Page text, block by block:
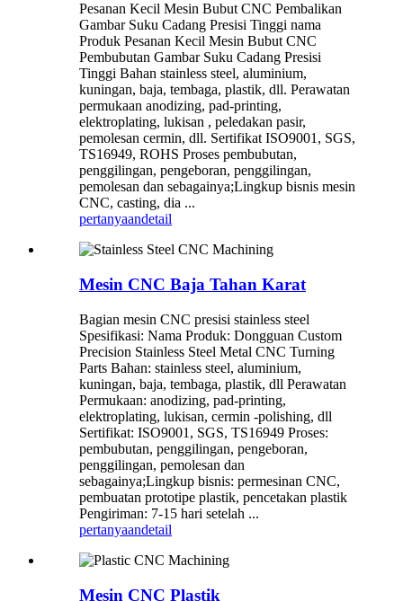
Pesanan Kecil Mesin Bubut CNC Pembalikan
Gambar Suku Cadang Presisi Tinggi nama
Produk Pesanan Kecil Mesin Bubut CNC
Pembubutan Gambar Suku Cadang Presisi
Tinggi Bahan stainless steel, aluminium,
kuningan, baja, tembaga, plastik, dll. Perawatan
permukaan anodizing, pad-printing,
elektroplating, lukisan , peledakan pasir,
pemolesan cermin, dll. Sertifikat ISO9001, SGS,
TS16949, ROHS Proses pembubutan,
penggilingan, pengeboran, penggilingan,
pemolesan dan sebagainya;Lingkup bisnis mesin
CNC, casting, dia ...
pertanyaandetail
Mesin CNC Baja Tahan Karat
Bagian mesin CNC presisi stainless steel
Spesifikasi: Nama Produk: Dongguan Custom
Precision Stainless Steel Metal CNC Turning
Parts Bahan: stainless steel, aluminium,
kuningan, baja, tembaga, plastik, dll Perawatan
Permukaan: anodizing, pad-printing,
elektroplating, lukisan, cermin -polishing, dll
Sertifikat: ISO9001, SGS, TS16949 Proses:
pembubutan, penggilingan, pengeboran,
penggilingan, pemolesan dan
sebagainya;Lingkup bisnis: permesinan CNC,
pembuatan prototipe plastik, pencetakan plastik
Pengiriman: 7-15 hari setelah ...
pertanyaandetail
Mesin CNC Plastik